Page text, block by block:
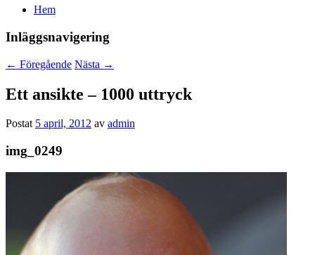
Hem
Inläggsnavigering
← Föregående Nästa →
Ett ansikte – 1000 uttryck
Postat 5 april, 2012 av admin
img_0249